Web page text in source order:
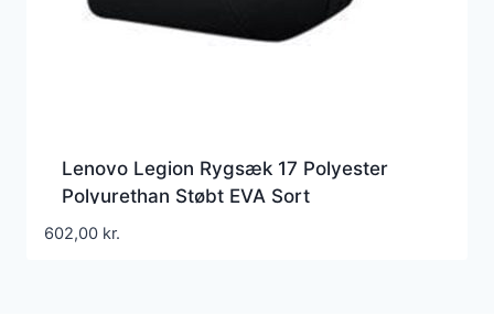
Lenovo Legion Rygsæk 17 Polyester
Polyurethan Støbt EVA Sort
602,00 kr.